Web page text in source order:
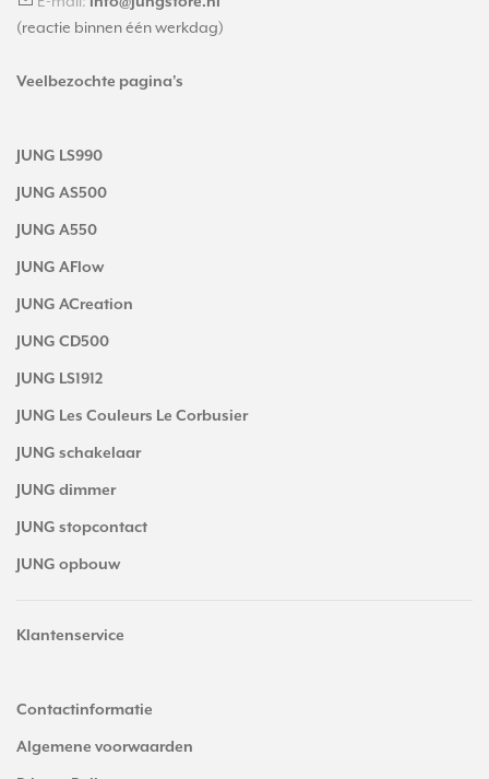
(reactie binnen één werkdag)
Veelbezochte pagina's
JUNG LS990
JUNG AS500
JUNG A550
JUNG AFlow
JUNG ACreation
JUNG CD500
JUNG LS1912
JUNG Les Couleurs Le Corbusier
JUNG schakelaar
JUNG dimmer
JUNG stopcontact
JUNG opbouw
Klantenservice
Contactinformatie
Algemene voorwaarden